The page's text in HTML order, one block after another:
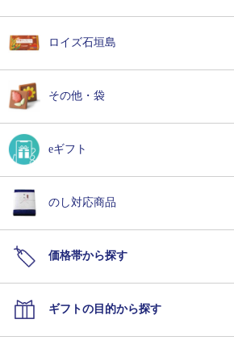
ロイズ石垣島
その他・袋
eギフト
のし対応商品
価格帯から探す
ギフトの目的から探す